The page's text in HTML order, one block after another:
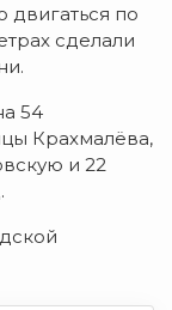
по
сделали
54
Крахмалёва,
и 22